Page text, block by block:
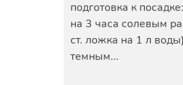
подготовка к
на 3 часа солевым
ст. ложка на 1 л
темным...